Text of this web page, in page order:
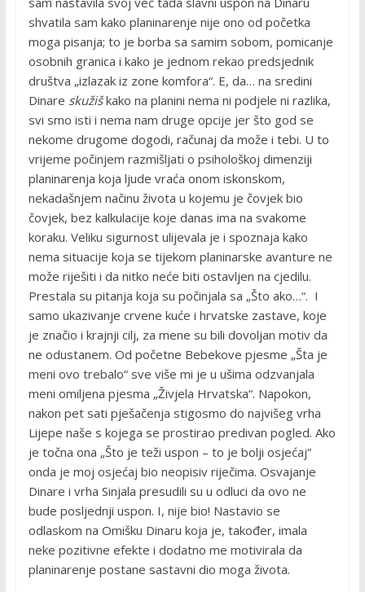
shvatila sam kako planinarenje nije ono od početka
moga pisanja; to je borba sa samim sobom, pomicanje
osobnih granica i kako je jednom rekao predsjednik
društva „izlazak iz zone komfora“. E, da… na sredini
Dinare skužiškako na planini nema ni podjele ni razlika,
svi smo isti i nema nam druge opcije jer što god se
nekome drugome dogodi, računaj da može i tebi. U to
vrijeme počinjem razmišljati o psihološkoj dimenziji
planinarenja koja ljude vraća onom iskonskom,
nekadašnjem načinu života u kojemu je čovjek bio
čovjek, bez kalkulacije koje danas ima na svakome
koraku. Veliku sigurnost ulijevala je i spoznaja kako
nema situacije koja se tijekom planinarske avanture ne
može riješiti i da nitko neće biti ostavljen na cjedilu.
Prestala su pitanja koja su počinjala sa „Što ako…“. I
samo ukazivanje crvene kuće i hrvatske zastave, koje
je značio i krajnji cilj, za mene su bili dovoljan motiv da
ne odustanem. Od početne Bebekove pjesme „Šta je
meni ovo trebalo“ sve više mi je u ušima odzvanjala
meni omiljena pjesma „Živjela Hrvatska“. Napokon,
nakon pet sati pješačenja stigosmo do najvišeg vrha
Lijepe naše s kojega se prostirao predivan pogled. Ako
je točna ona „Što je teži uspon – to je bolji osjećaj“
onda je moj osjećaj bio neopisiv riječima. Osvajanje
Dinare i vrha Sinjala presudili su u odluci da ovo ne
bude posljednji uspon. I, nije bio! Nastavio se
odlaskom na Omišku Dinaru koja je, također, imala
neke pozitivne efekte i dodatno me motivirala da
planinarenje postane sastavni dio moga života.